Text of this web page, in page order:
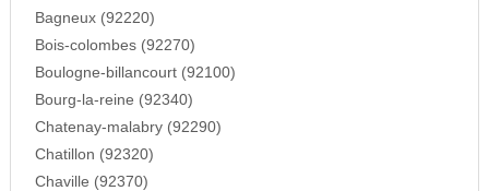
Bagneux (92220)
Bois-colombes (92270)
Boulogne-billancourt (92100)
Bourg-la-reine (92340)
Chatenay-malabry (92290)
Chatillon (92320)
Chaville (92370)